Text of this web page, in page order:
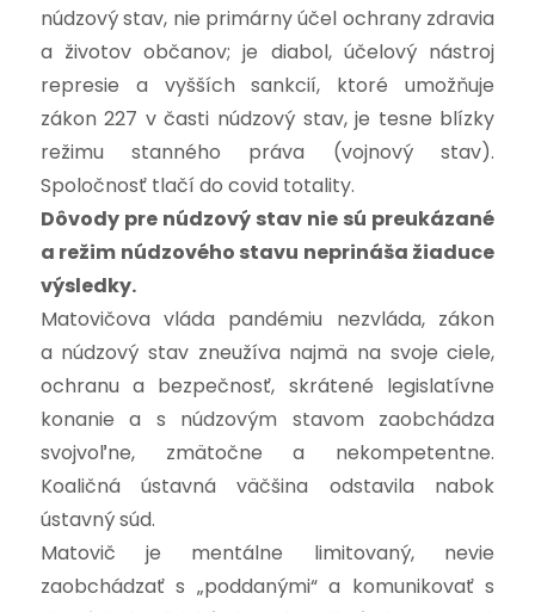
núdzový stav, nie primárny účel ochrany zdravia
a životov občanov; je diabol, účelový nástroj
represie a vyšších sankcií, ktoré umožňuje
zákon 227 v časti núdzový stav, je tesne blízky
režimu stanného práva (vojnový stav).
Spoločnosť tlačí do covid totality.
Dôvody pre núdzový stav nie sú preukázané
a režim núdzového stavu neprináša žiaduce
výsledky.
Matovičova vláda pandémiu nezvláda, zákon
a núdzový stav zneužíva najmä na svoje ciele,
ochranu a bezpečnosť, skrátené legislatívne
konanie a s núdzovým stavom zaobchádza
svojvoľne, zmätočne a nekompetentne.
Koaličná ústavná väčšina odstavila nabok
ústavný súd.
Matovič je mentálne limitovaný, nevie
zaobchádzať s „poddanými“ a komunikovať s